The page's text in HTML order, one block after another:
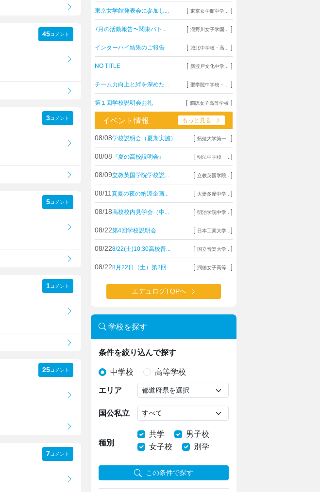
45コメント
3コメント
5コメント
1コメント
25コメント
7コメント
東京女学館発表会に参加し... [ 東京女学館中学... ]
7月の活動報告〜関東バト... [ 瀧野川女子学園... ]
インターハイ結果のご報告 [ 城北中学校・高... ]
NO TITLE [ 新渡戸文化中学... ]
チーム力向上と絆を深めた... [ 聖学院中学校・... ]
第１回学校説明会お礼 [ 潤徳女子高等学校 ]
イベント情報 もっと見る
08/08学校説明会（夏期実施） [ 拓殖大学第一... ]
08/08 『夏の高校説明会』 [ 明法中学校・... ]
08/09立教英国学院学校説... [ 立教英国学院... ]
08/11 真夏の夜の納涼企画... [ 大妻多摩中学... ]
08/18高校校内見学会（中... [ 明治学院中学... ]
08/22第4回学校説明会 [ 日本工業大学... ]
08/228/22(土)10:30高校普... [ 国立音楽大学... ]
08/228月22日（土）第2回... [ 潤徳女子高等... ]
エデュログTOPへ
学校を探す
条件を絞り込んで探す
中学校 高等学校
エリア
国公私立
種別
共学
男子校
女子校
別学
この条件で探す